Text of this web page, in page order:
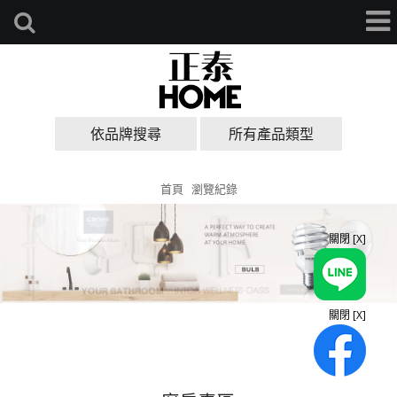
依品牌搜尋 所有產品類型
首頁 瀏覽紀錄
關閉 [X]
關閉 [X]